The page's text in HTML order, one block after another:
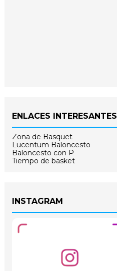
ENLACES INTERESANTES
Zona de Basquet
Lucentum Baloncesto
Baloncesto con P
Tiempo de basket
INSTAGRAM